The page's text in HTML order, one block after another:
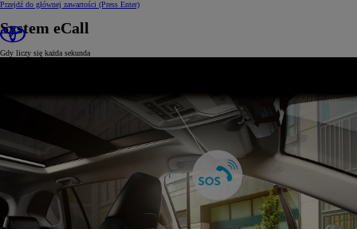
Przejdź do głównej zawartości (Press Enter)
System eCall
Gdy liczy się każda sekunda